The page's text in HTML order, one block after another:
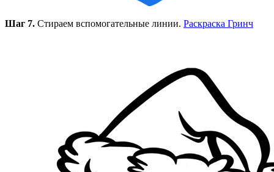
Шаг 7. Стираем вспомогательные линии. Раскраска Гринч